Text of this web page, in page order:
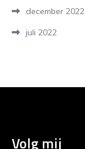
december 2022
juli 2022
Volg mij